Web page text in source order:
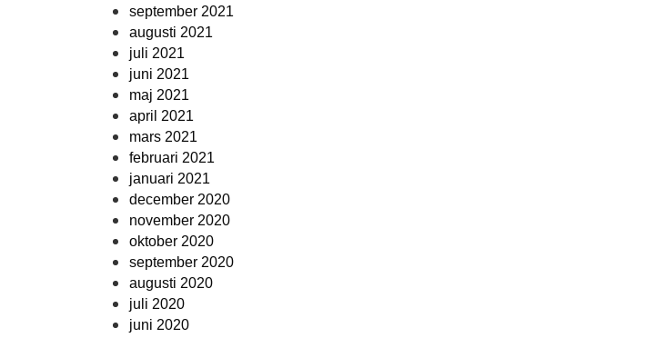
september 2021
augusti 2021
juli 2021
juni 2021
maj 2021
april 2021
mars 2021
februari 2021
januari 2021
december 2020
november 2020
oktober 2020
september 2020
augusti 2020
juli 2020
juni 2020